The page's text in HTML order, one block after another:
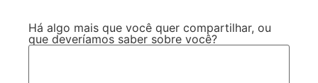
Há algo mais que você quer compartilhar, ou
que deveríamos saber sobre você?